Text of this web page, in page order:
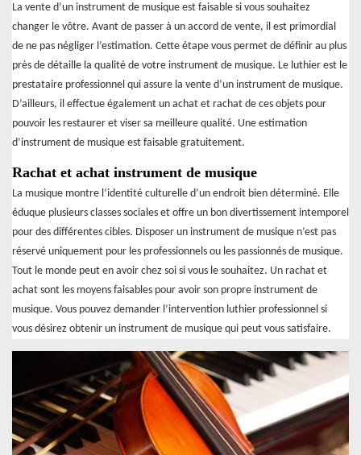
La vente d’un instrument de musique est faisable si vous souhaitez
changer le vôtre. Avant de passer à un accord de vente, il est primordial
de ne pas négliger l’estimation. Cette étape vous permet de définir au plus
près de détaille la qualité de votre instrument de musique. Le luthier est le
prestataire professionnel qui assure la vente d’un instrument de musique.
D’ailleurs, il effectue également un achat et rachat de ces objets pour
pouvoir les restaurer et viser sa meilleure qualité. Une estimation
d’instrument de musique est faisable gratuitement.
Rachat et achat instrument de musique
La musique montre l’identité culturelle d’un endroit bien déterminé. Elle
éduque plusieurs classes sociales et offre un bon divertissement intemporel
pour des différentes cibles. Disposer un instrument de musique n’est pas
réservé uniquement pour les professionnels ou les passionnés de musique.
Tout le monde peut en avoir chez soi si vous le souhaitez. Un rachat et
achat sont les moyens faisables pour avoir son propre instrument de
musique. Vous pouvez demander l’intervention luthier professionnel si
vous désirez obtenir un instrument de musique qui peut vous satisfaire.